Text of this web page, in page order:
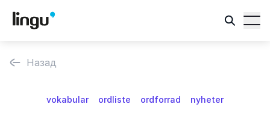
Назад
vokabular ordliste ordforrad nyheter